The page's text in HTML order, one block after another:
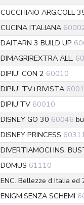
CUCCHIAIO ARG.COLL
CUCINA ITALIANA
DAITARN 3 BUILD UP
DIMAGRIREXTRA ALL.
DIPIU' CON 2 60010
DIPIU' TV+RIVISTA
DIPIU'TV 60010
DISNEY GO 30 60046
DISNEY PRINCESS
DIVERTIAMOCI INS.
DOMUS 61110
ENC. Bellezze d Italia ed
ENIGM.SENZA SCHEMI